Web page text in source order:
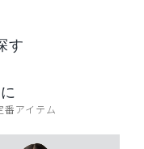
す
番アイテム